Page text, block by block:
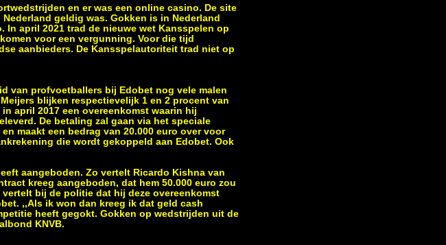
en er was een online casino. De site
geldig was. Gokken is in Nederland
april 2021 trad de nieuwe wet Kansspelen op
voor een vergunning. Voor die tijd
aanbieders. De Kansspelautoriteit trad niet op
van profvoetballers bij Edobet nog vele malen
blijken respectievelijk 1 en 2 procent van
april 2017 een overeenkomst waarin hij
De betaling zal gaan via het speciale
maakt een bedrag van 20.000 euro over voor
die wordt gekoppeld aan Edobet. Ook
aangeboden. Zo vertelt Ricardo Kishna van
kreeg aangeboden, dat hem 50.000 euro zou
bij de politie dat hij deze overeenkomst
,,Als ik won dan kreeg ik dat geld cash
heeft gegokt. Gokken op wedstrijden uit de
KNVB.